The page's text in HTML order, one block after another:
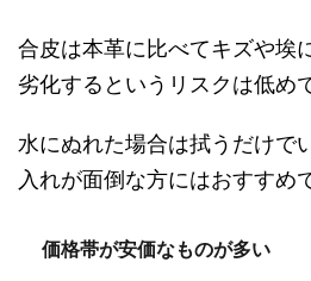
合皮は本革に比べてキズや埃
劣化するというリスクは低め
水にぬれた場合は拭うだけで
入れが面倒な方にはおすすめ
価格帯が安価なものが多い